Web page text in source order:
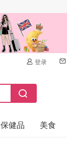
登录
保健品 美食